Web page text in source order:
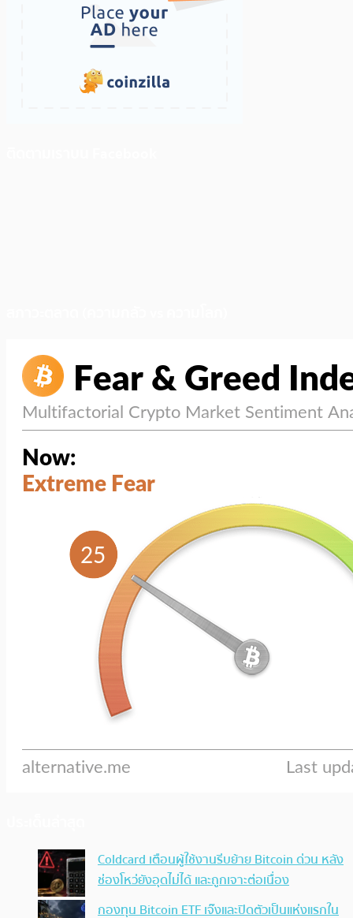
Coldcard เตือนผู้ใช้งานรีบย้าย Bitcoin ด่วน หลัง
ช่องโหว่ยังอุดไม่ได้ และถูกเจาะต่อเนื่อง
กองทุน Bitcoin ETF เจ๊งและปิดตัวเป็นแห่งแรกใน